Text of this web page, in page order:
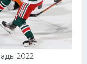
2022